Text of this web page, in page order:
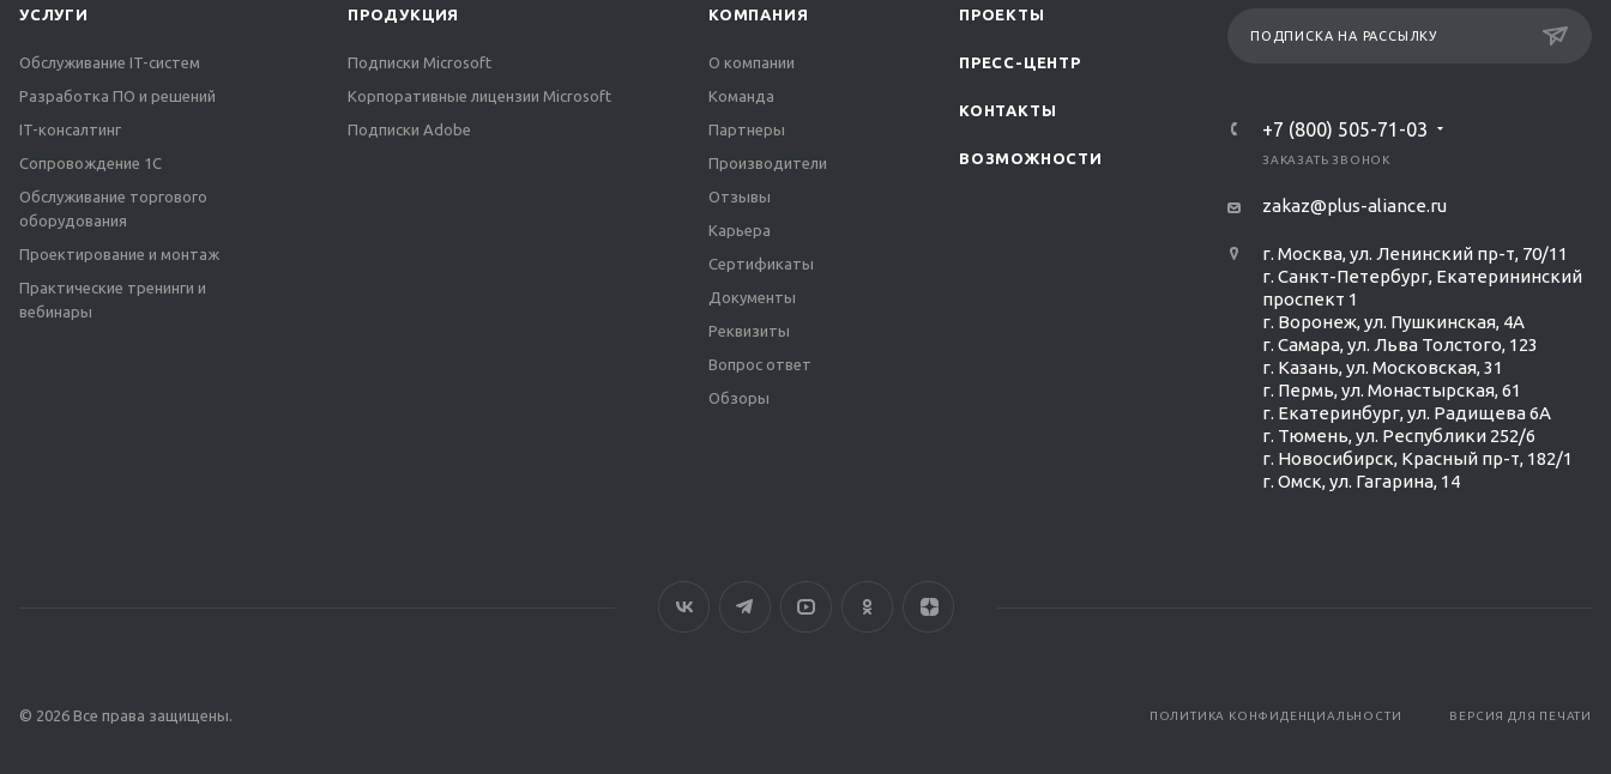
УСЛУГИ
Обслуживание IT-систем
Разработка ПО и решений
IT-консалтинг
Сопровождение 1С
Обслуживание торгового
оборудования
Проектирование и монтаж
Практические тренинги и
вебинары
ПРОДУКЦИЯ
Подписки Microsoft
Корпоративные лицензии Microsoft
Подписки Adobe
КОМПАНИЯ
О компании
Команда
Партнеры
Производители
Отзывы
Карьера
Сертификаты
Документы
Реквизиты
Вопрос ответ
Обзоры
ПРОЕКТЫ
ПРЕСС-ЦЕНТР
КОНТАКТЫ
ВОЗМОЖНОСТИ
ПОДПИСКА НА РАССЫЛКУ
+7 (800) 505-71-03
ЗАКАЗАТЬ ЗВОНОК
zakaz@plus-aliance.ru
г. Москва, ул. Ленинский пр-т, 70/11
г. Санкт-Петербург, Екатерининский
проспект 1
г. Воронеж, ул. Пушкинская, 4А
г. Самара, ул. Льва Толстого, 123
г. Казань, ул. Московская, 31
г. Пермь, ул. Монастырская, 61
г. Екатеринбург, ул. Радищева 6А
г. Тюмень, ул. Республики 252/6
г. Новосибирск, Красный пр-т, 182/1
г. Омск, ул. ​Гагарина, 14
ВЕРСИЯ ДЛЯ ПЕЧАТИ
ПОЛИТИКА КОНФИДЕНЦИАЛЬНОСТИ
© 2026 Все права защищены.